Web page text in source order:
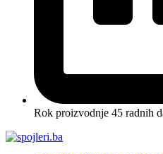
Rok proizvodnje 45 radnih